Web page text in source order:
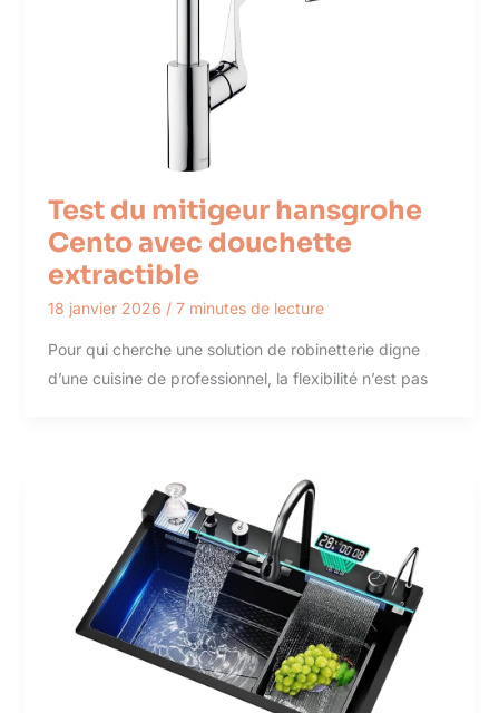
Test du mitigeur hansgrohe
Cento avec douchette
extractible
18 janvier 2026 / 7 minutes de lecture
Pour qui cherche une solution de robinetterie digne
d’une cuisine de professionnel, la flexibilité n’est pas